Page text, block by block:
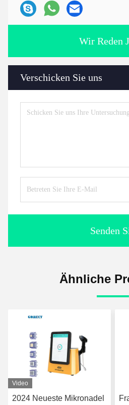
Wir Reden
Verschicken Sie uns
Senden
Ähnliche
Video
2024 Neueste Mikronadel